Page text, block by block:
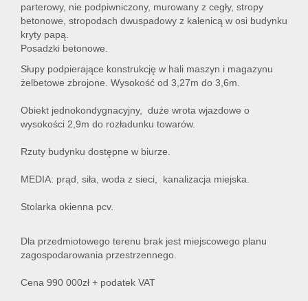
parterowy, nie podpiwniczony, murowany z cegły, stropy
betonowe, stropodach dwuspadowy z kalenicą w osi budynku
kryty papą.
Posadzki betonowe.
Słupy podpierające konstrukcję w hali maszyn i magazynu
żelbetowe zbrojone. Wysokość od 3,27m do 3,6m.
Obiekt jednokondygnacyjny, duże wrota wjazdowe o
wysokości 2,9m do rozładunku towarów.
Rzuty budynku dostępne w biurze.
MEDIA: prąd, siła, woda z sieci, kanalizacja miejska.
Stolarka okienna pcv.
Dla przedmiotowego terenu brak jest miejscowego planu
zagospodarowania przestrzennego.
Cena 990 000zł + podatek VAT